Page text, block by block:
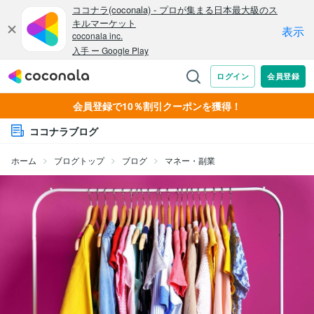
会員登録で10％割引クーポンを獲得！
ココナラブログ
ホーム ブログトップ ブログ マネー・副業